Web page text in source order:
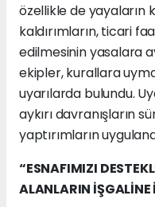
özellikle de yayaların
kaldırımların, ticari
edilmesinin yasalara
ekipler, kurallara
uyarılarda bulundu.
aykırı davranışların
yaptırımların
“ESNAFIMIZI
ALANLARIN İŞGALİNE